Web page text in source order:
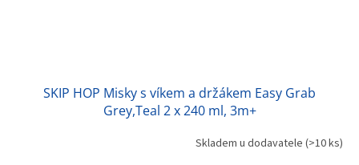
SKIP HOP Misky s víkem a držákem Easy Grab
Grey,Teal 2 x 240 ml, 3m+
Skladem u dodavatele (>10 ks)